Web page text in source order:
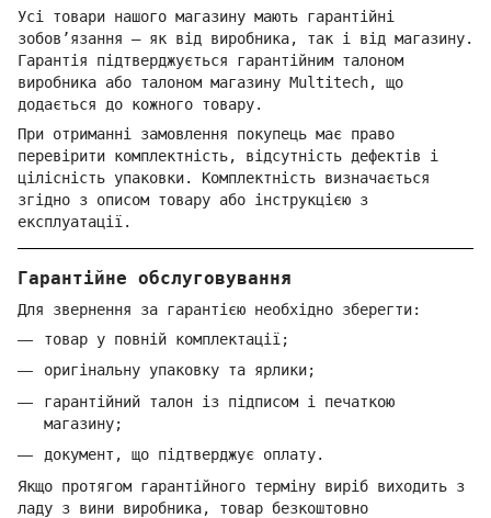
Усі товари нашого магазину мають гарантійні
зобов’язання — як від виробника, так і від магазину.
Гарантія підтверджується гарантійним талоном
виробника або талоном магазину Multitech, що
додається до кожного товару.
При отриманні замовлення покупець має право
перевірити комплектність, відсутність дефектів і
цілісність упаковки. Комплектність визначається
згідно з описом товару або інструкцією з
експлуатації.
Гарантійне обслуговування
Для звернення за гарантією необхідно зберегти:
товар у повній комплектації;
оригінальну упаковку та ярлики;
гарантійний талон із підписом і печаткою
магазину;
документ, що підтверджує оплату.
Якщо протягом гарантійного терміну виріб виходить з
ладу з вини виробника, товар безкоштовно